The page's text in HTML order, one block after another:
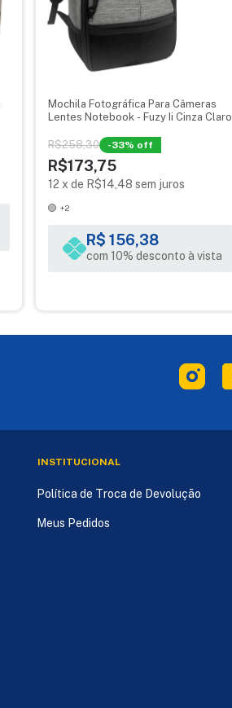
Mochila Fotográfica Para Câmeras
Lentes Notebook - Fuzy Ii Cinza Claro
R$258,30 -33% off
R$173,75
12 xde R$14,48 sem juros
+2
R$ 156,38
com 10% desconto à vista
INSTITUCIONAL
Política de Troca de Devolução
Meus Pedidos